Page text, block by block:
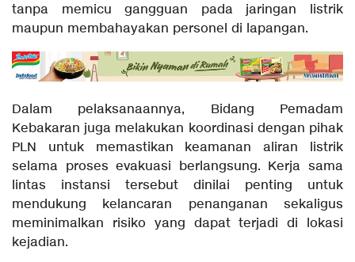
tanpa memicu gangguan pada jaringan listrik
maupun membahayakan personel di lapangan.
Dalam pelaksanaannya, Bidang Pemadam
Kebakaran juga melakukan koordinasi dengan pihak
PLN untuk memastikan keamanan aliran listrik
selama proses evakuasi berlangsung. Kerja sama
lintas instansi tersebut dinilai penting untuk
mendukung kelancaran penanganan sekaligus
meminimalkan risiko yang dapat terjadi di lokasi
kejadian.